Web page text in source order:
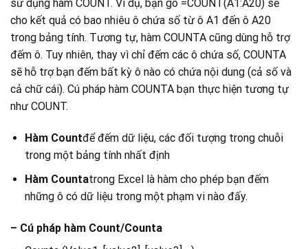
sử dụng hàm COUNT. Ví dụ, bạn gõ =COUNT(A1:A20) sẽ
cho kết quả có bao nhiêu ô chứa số từ ô A1 đến ô A20
trong bảng tính. Tương tự, hàm COUNTA cũng dùng hỗ trợ
đếm ô. Tuy nhiên, thay vì chỉ đếm các ô chứa số, COUNTA
sẽ hỗ trợ bạn đếm bất kỳ ô nào có chứa nội dung (cả số và
cả chữ cái). Cú pháp hàm COUNTA bạn thực hiện tương tự
như COUNT.
Hàm Countđể đếm dữ liệu, các đối tượng trong chuỗi
trong một bảng tính nhất định
Hàm Countatrong Excel là hàm cho phép bạn đếm
những ô có dữ liệu trong một phạm vi nào đấy.
– Cú pháp hàm Count/Counta